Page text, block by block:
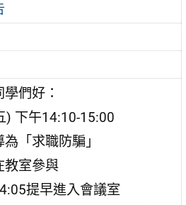
們好：
) 下午14:10-15:00
「求職防騙」
教室參與
提早進入會議室